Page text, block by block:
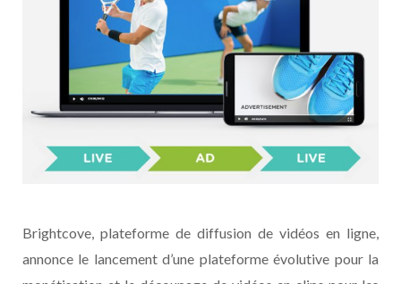
Brightcove, plateforme de diffusion de vidéos en ligne,
annonce le lancement d’une plateforme évolutive pour la